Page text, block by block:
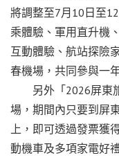
將調整至7月10日至
乘體驗、軍用直升機
互動體驗、航站探險
春機場，共同參與一
另外「2026屏東旅
場，期間內只要到屏
上，即可透過發票獲
動機車及多項家電好